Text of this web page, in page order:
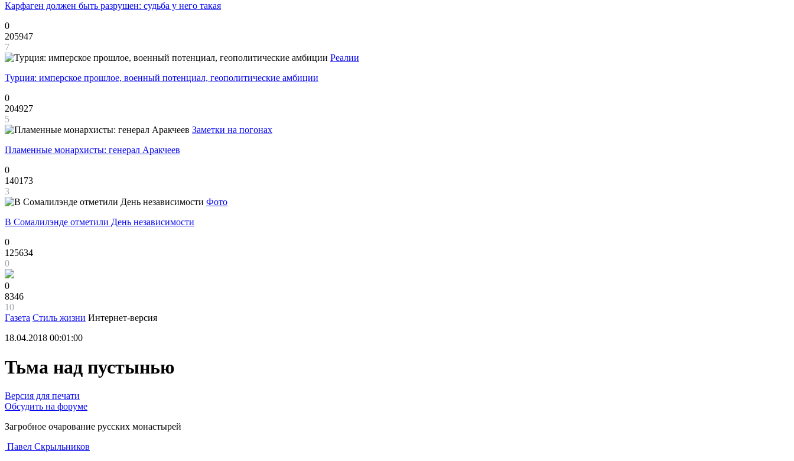
Карфаген должен быть разрушен: судьба у него такая
0
205947
7
Реалии
Турция: имперское прошлое, военный потенциал, геополитические амбиции
0
204927
5
Заметки на погонах
Пламенные монархисты: генерал Аракчеев
0
140173
3
Фото
В Сомалилэнде отметили День независимости
0
125634
0
0
8346
10
Газета Стиль жизни Интернет-версия
18.04.2018 00:01:00
Тьма над пустынью
Версия для печати
Обсудить на форуме
Загробное очарование русских монастырей
Павел Скрыльников